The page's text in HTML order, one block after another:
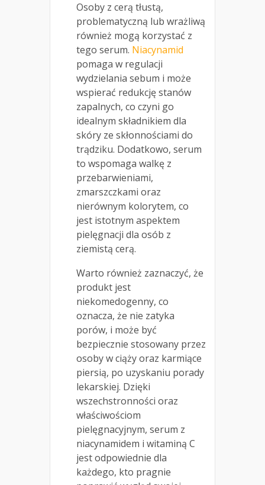
Osoby z cerą tłustą,
problematyczną lub wrażliwą
również mogą korzystać z
tego serum. Niacynamid
pomaga w regulacji
wydzielania sebum i może
wspierać redukcję stanów
zapalnych, co czyni go
idealnym składnikiem dla
skóry ze skłonnościami do
trądziku. Dodatkowo, serum
to wspomaga walkę z
przebarwieniami,
zmarszczkami oraz
nierównym kolorytem, co
jest istotnym aspektem
pielęgnacji dla osób z
ziemistą cerą.
Warto również zaznaczyć, że
produkt jest
niekomedogenny, co
oznacza, że nie zatyka
porów, i może być
bezpiecznie stosowany przez
osoby w ciąży oraz karmiące
piersią, po uzyskaniu porady
lekarskiej. Dzięki
wszechstronności oraz
właściwościom
pielęgnacyjnym, serum z
niacynamidem i witaminą C
jest odpowiednie dla
każdego, kto pragnie